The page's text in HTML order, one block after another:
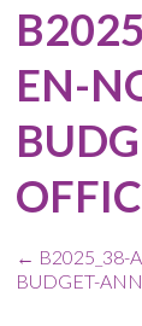
EN-
← B2025_38-
BUDGET-